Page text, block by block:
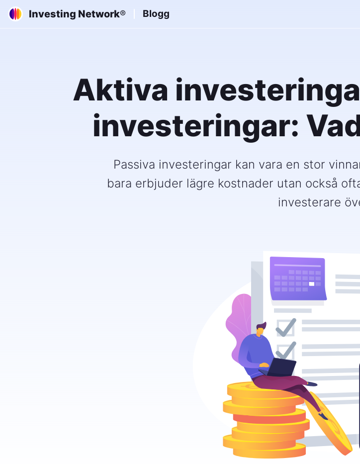
Investing Network® Blogg
Aktiva
investeringar:
Passiva investeringar kan vara en stor
bara erbjuder lägre kostnader utan också
investerare